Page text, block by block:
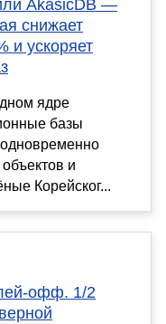
AkasicDB —
снижает
и ускоряет
ядре
базы
и
Корейског...
офф. 1/2